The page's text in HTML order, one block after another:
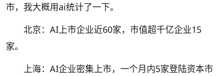
市，我大概用ai统计了一下。
北京：AI上市企业近60家，市值超千亿企业15
家。
上海：AI企业密集上市，一个月内5家登陆资本市